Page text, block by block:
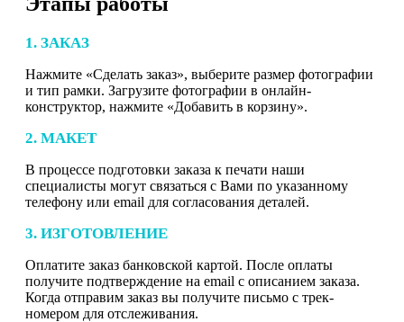
1. ЗАКАЗ
Нажмите «Сделать заказ», выберите размер фотографии
и тип рамки. Загрузите фотографии в онлайн-
конструктор, нажмите «Добавить в корзину».
2. МАКЕТ
В процессе подготовки заказа к печати наши
специалисты могут связаться с Вами по указанному
телефону или email для согласования деталей.
3. ИЗГОТОВЛЕНИЕ
Оплатите заказ банковской картой. После оплаты
получите подтверждение на email с описанием заказа.
Когда отправим заказ вы получите письмо с трек-
номером для отслеживания.